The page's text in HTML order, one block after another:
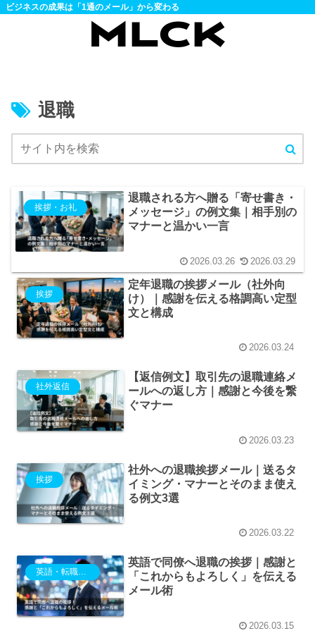
ビジネスの成果は「1通のメール」から変わる
退職
挨拶・お礼
退職される方へ贈る「寄せ書き・
メッセージ」の例文集｜相手別の
マナーと温かい一言
2026.03.26 2026.03.29
挨拶
定年退職の挨拶メール（社外向
け）｜感謝を伝える格調高い定型
文と構成
2026.03.24
社外返信
【返信例文】取引先の退職連絡メ
ールへの返し方｜感謝と今後を繋
ぐマナー
2026.03.23
挨拶
社外への退職挨拶メール｜送るタ
イミング・マナーとそのまま使え
る例文3選
2026.03.22
英語・転職・退職・異動
英語で同僚へ退職の挨拶｜感謝と
「これからもよろしく」を伝える
メール術
2026.03.15